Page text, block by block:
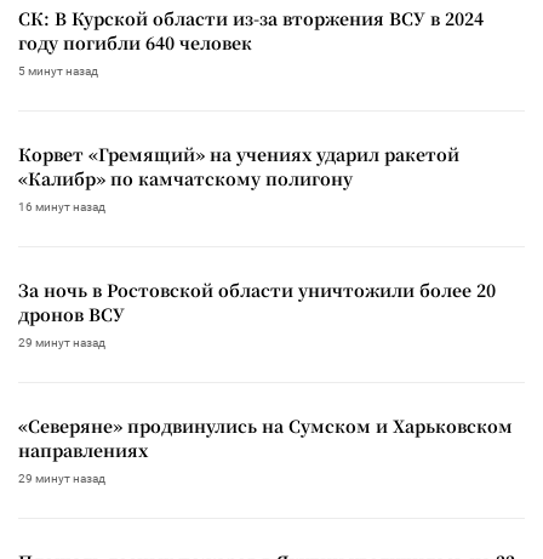
СК: В Курской области из-за вторжения ВСУ в 2024
году погибли 640 человек
5 минут назад
Корвет «Гремящий» на учениях ударил ракетой
«Калибр» по камчатскому полигону
16 минут назад
За ночь в Ростовской области уничтожили более 20
дронов ВСУ
29 минут назад
«Северяне» продвинулись на Сумском и Харьковском
направлениях
29 минут назад